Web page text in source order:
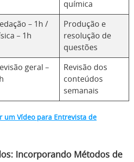
química
– 1h /
– 1h
Produção e
resolução de
questões
geral –
Revisão dos
conteúdos
semanais
um Vídeo para Entrevista de
Incorporando Métodos de